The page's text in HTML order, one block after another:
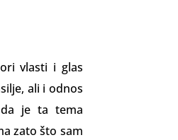
vlasti i glas
ali i odnos
je ta tema
zato što sam